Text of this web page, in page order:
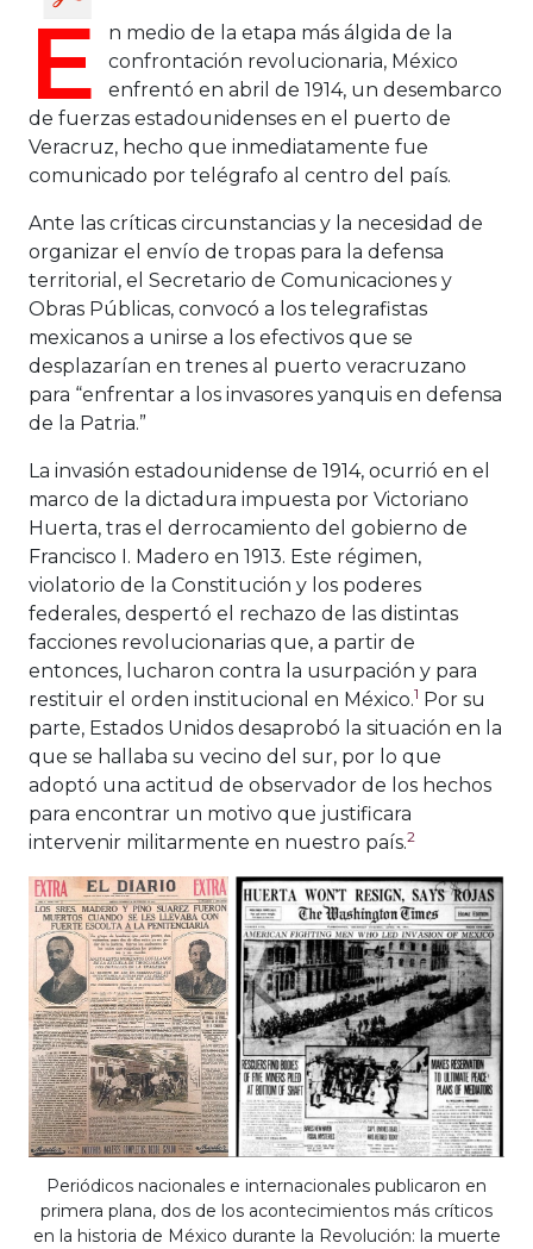
E
n medio de la etapa más álgida de la
confrontación revolucionaria, México
enfrentó en abril de 1914, un desembarco
de fuerzas estadounidenses en el puerto de
Veracruz, hecho que inmediatamente fue
comunicado por telégrafo al centro del país.
Ante las críticas circunstancias y la necesidad de
organizar el envío de tropas para la defensa
territorial, el Secretario de Comunicaciones y
Obras Públicas, convocó a los telegrafistas
mexicanos a unirse a los efectivos que se
desplazarían en trenes al puerto veracruzano
para “enfrentar a los invasores yanquis en defensa
de la Patria.”
La invasión estadounidense de 1914, ocurrió en el
marco de la dictadura impuesta por Victoriano
Huerta, tras el derrocamiento del gobierno de
Francisco I. Madero en 1913. Este régimen,
violatorio de la Constitución y los poderes
federales, despertó el rechazo de las distintas
facciones revolucionarias que, a partir de
entonces, lucharon contra la usurpación y para
restituir el orden institucional en México.1 Por su
parte, Estados Unidos desaprobó la situación en la
que se hallaba su vecino del sur, por lo que
adoptó una actitud de observador de los hechos
para encontrar un motivo que justificara
intervenir militarmente en nuestro país.2
Periódicos nacionales e internacionales publicaron en
primera plana, dos de los acontecimientos más críticos
en la historia de México durante la Revolución: la muerte